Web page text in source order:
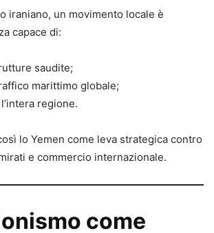
iraniano, un movimento locale è
capace di:
saudite;
marittimo globale;
regione.
lo Yemen come leva strategica contro
e commercio internazionale.
come